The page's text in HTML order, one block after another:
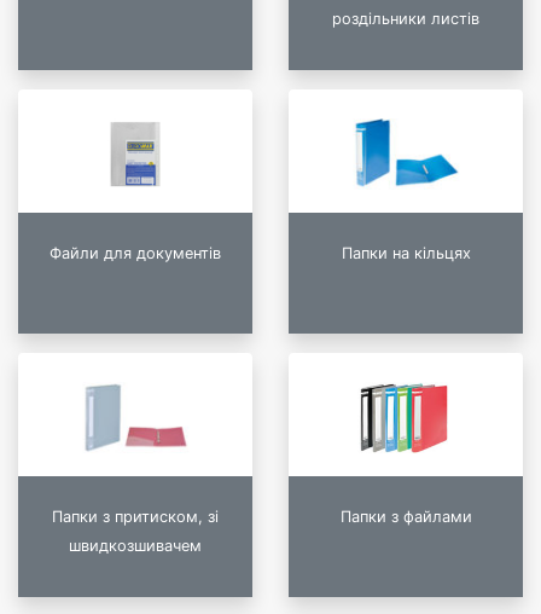
роздільники листів
Файли для документів Папки на кільцях
Папки з притиском, зі
швидкозшивачем
Папки з файлами